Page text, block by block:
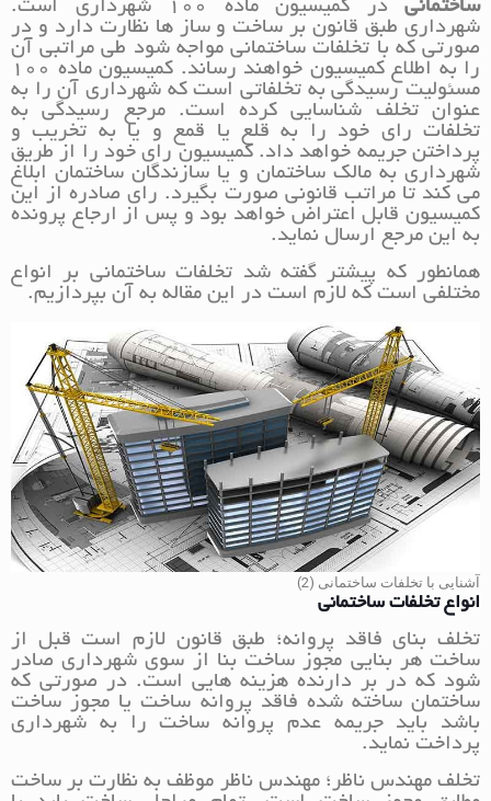
ساختمانی
در کمیسیون ماده 100 شهرداری است.
شهرداری طبق قانون بر ساخت و ساز ها نظارت دارد و در
صورتی که با تخلفات ساختمانی مواجه شود طی مراتبی آن
را به اطلاع کمیسیون خواهند رساند. کمیسیون ماده 100
مسئولیت رسیدگی به تخلفاتی است که شهرداری آن را به
عنوان تخلف شناسایی کرده است. مرجع رسیدگی به
تخلفات رای خود را به قلع یا قمع و یا به تخریب و
پرداختن جریمه خواهد داد. کمیسیون رای خود را از طریق
شهرداری به مالک ساختمان و یا سازندگان ساختمان ابلاغ
می کند تا مراتب قانونی صورت بگیرد. رای صادره از این
کمیسیون قابل اعتراض خواهد بود و پس از ارجاع پرونده
به این مرجع ارسال نماید.
همانطور که پیشتر گفته شد تخلفات ساختمانی بر انواع
مختلفی است که لازم است در این مقاله به آن بپردازیم.
آشنایی با تخلفات ساختمانی (2)
انواع تخلفات ساختمانی
تخلف بنای فاقد پروانه؛ طبق قانون لازم است قبل از
ساخت هر بنایی مجوز ساخت بنا از سوی شهرداری صادر
شود که در بر دارنده هزینه هایی است. در صورتی که
ساختمان ساخته شده فاقد پروانه ساخت یا مجوز ساخت
باشد باید جریمه عدم پروانه ساخت را به شهرداری
پرداخت نماید.
تخلف مهندس ناظر؛ مهندس ناظر موظف به نظارت بر ساخت